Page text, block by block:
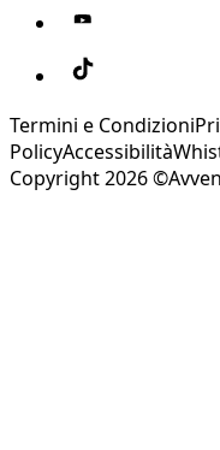
Termini e Condizioni
PolicyAccessibilità
Copyright 2026